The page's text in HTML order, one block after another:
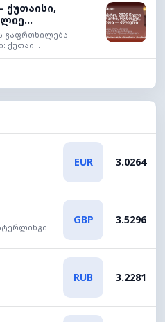
ქუთაისი,
გაფრთხილება
ქუთაი...
EUR 3.0264
GBP 3.5296
RUB 3.2281